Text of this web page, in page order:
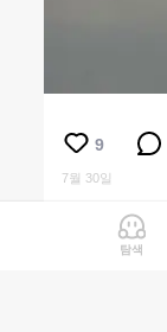
탐색
9
7월 30일